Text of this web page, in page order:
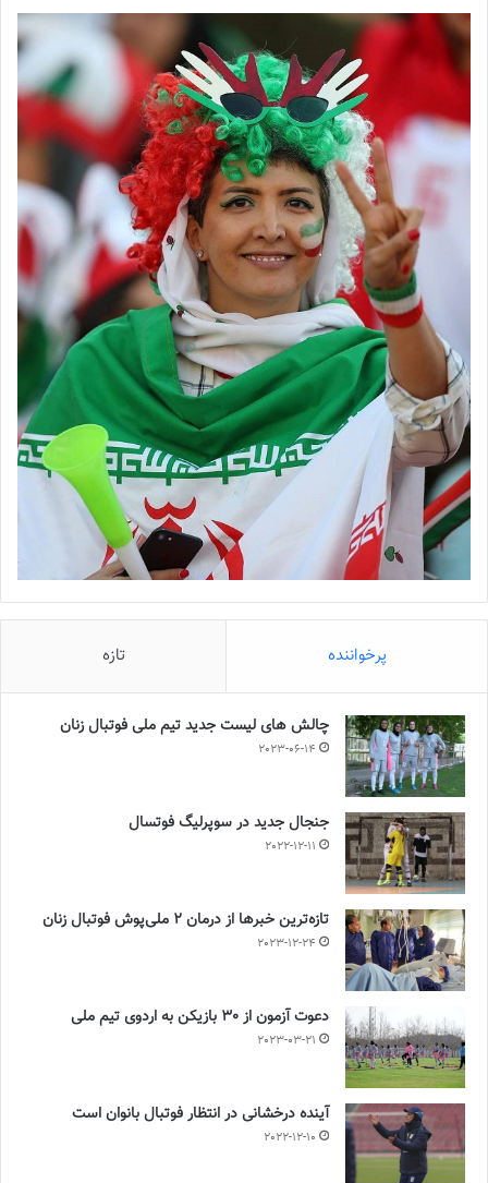
پرخواننده تازه
چالش هاى ليست جدید تيم ملى فوتبال زنان
2023-06-14
جنجال جدید در سوپرلیگ فوتسال
2022-12-11
تازه‌ترین خبرها از درمان ۲ ملی‌پوش فوتبال زنان
2023-12-24
دعوت آزمون از 30 بازیکن به اردوی تیم ملی
2023-03-21
آینده درخشانی در انتظار فوتبال بانوان است
2022-12-10